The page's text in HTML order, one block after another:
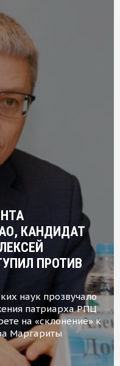
КАНДИДАТ
ПРОТИВ
наук прозвучало
патриарха РПЦ
на «склонение» к
Маргариты